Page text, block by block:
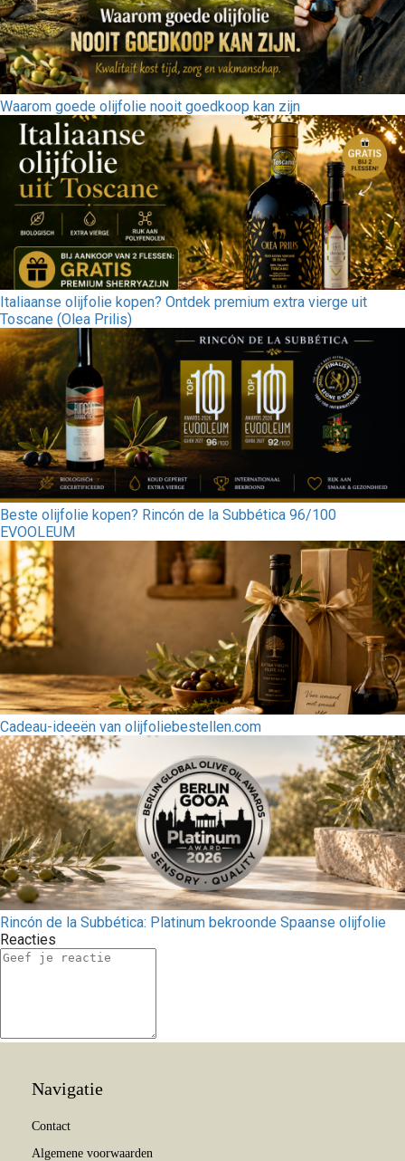
Waarom goede olijfolie nooit goedkoop kan zijn
Italiaanse olijfolie kopen? Ontdek premium extra vierge uit
Toscane (Olea Prilis)
Beste olijfolie kopen? Rincón de la Subbética 96/100
EVOOLEUM
Cadeau-ideeën van olijfoliebestellen.com
Rincón de la Subbética: Platinum bekroonde Spaanse olijfolie
Reacties
Navigatie
Contact
Algemene voorwaarden